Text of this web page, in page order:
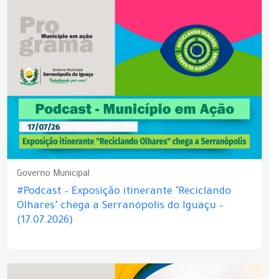
Governo Municipal
#Podcast – Exposição itinerante "Reciclando
Olhares" chega a Serranópolis do Iguaçu –
(17.07.2026)